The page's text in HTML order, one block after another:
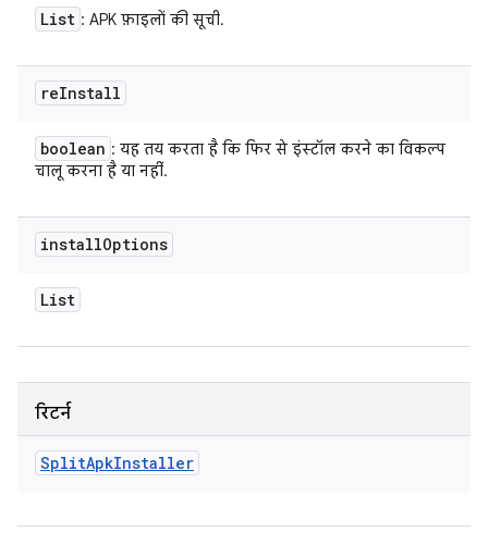
List : APK फ़ाइलों की सूची.
reInstall
boolean : यह तय करता है कि फिर से इंस्टॉल करने का विकल्प
चालू करना है या नहीं.
installOptions
List
रिटर्न
SplitApkInstaller